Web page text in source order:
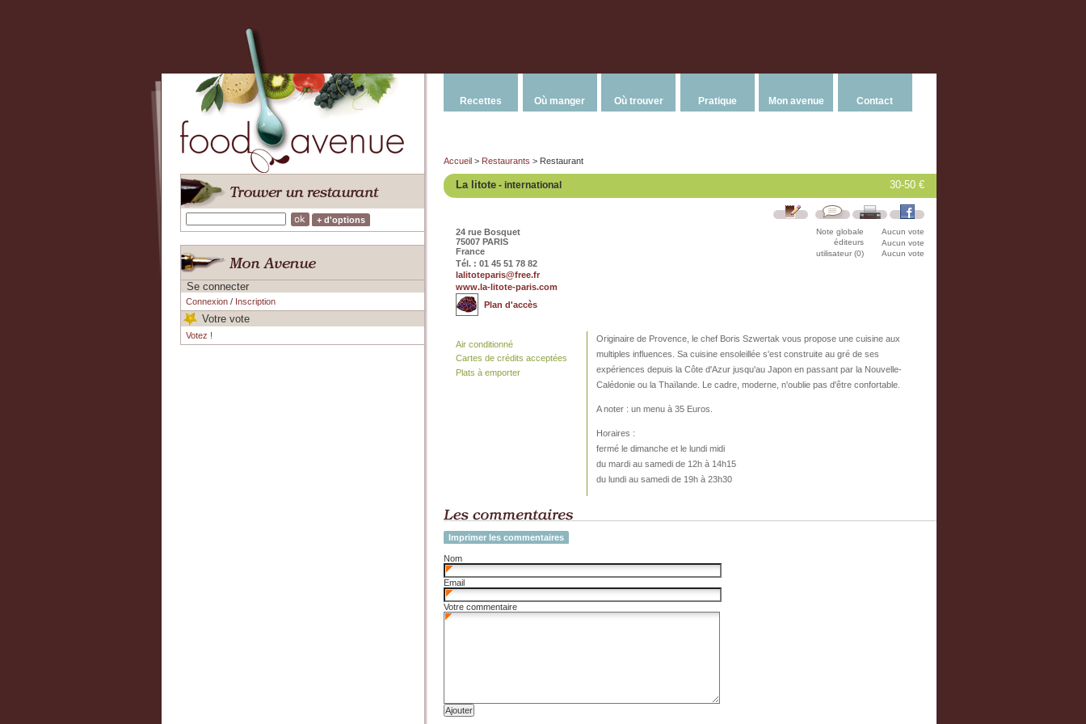
+ d'options
Se connecter
Connexion/ Inscription
Votre vote
Votez !
Recettes Où manger Où trouver Pratique Mon avenue Contact
Accueil > Restaurants > Restaurant
30-50 €
La litote - international
Note globale
Aucun vote
éditeurs
Aucun vote
utilisateur (0)
Aucun vote
24 rue Bosquet
75007 PARIS
France
Tél. : 01 45 51 78 82
lalitoteparis@free.fr
www.la-litote-paris.com
Plan d'accès
Originaire de Provence, le chef Boris Szwertak vous propose une cuisine aux
multiples influences. Sa cuisine ensoleillée s'est construite au gré de ses
expériences depuis la Côte d'Azur jusqu'au Japon en passant par la Nouvelle-
Calédonie ou la Thaïlande. Le cadre, moderne, n'oublie pas d'être confortable.
A noter : un menu à 35 Euros.
Horaires :
fermé le dimanche et le lundi midi
du mardi au samedi de 12h à 14h15
du lundi au samedi de 19h à 23h30
Air conditionné
Cartes de crédits acceptées
Plats à emporter
Imprimer les commentaires
Nom
Email
Votre commentaire